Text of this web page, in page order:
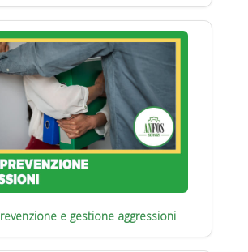
e gestione aggressioni